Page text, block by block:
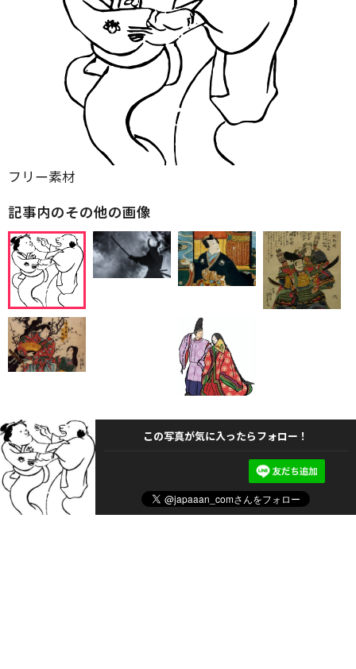
フリー素材
記事内のその他の画像
この写真が気に入ったらフォロー！